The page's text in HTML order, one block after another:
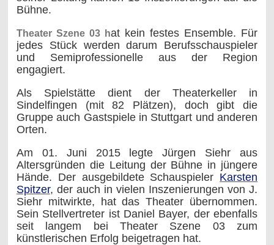
Bühne.
Theater Szene 03 hat kein festes Ensemble. Für
jedes Stück werden darum Berufsschauspieler
und Semiprofessionelle aus der Region
engagiert.
Als Spielstätte dient der Theaterkeller in
Sindelfingen (mit 82 Plätzen), doch gibt die
Gruppe auch Gastspiele in Stuttgart und anderen
Orten.
Am 01. Juni 2015 legte Jürgen Siehr aus
Altersgründen die Leitung der Bühne in jüngere
Hände. Der ausgebildete Schauspieler Karsten
Spitzer, der auch in vielen Inszenierungen von J.
Siehr mitwirkte, hat das Theater übernommen.
Sein Stellvertreter ist Daniel Bayer, der ebenfalls
seit langem bei Theater Szene 03 zum
künstlerischen Erfolg beigetragen hat.